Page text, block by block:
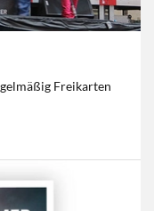
Freikarten